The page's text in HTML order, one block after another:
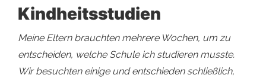
Kindheitsstudien
Meine Eltern brauchten mehrere Wochen, um zu
entscheiden, welche Schule ich studieren musste.
Wir besuchten einige und entschieden schließlich,